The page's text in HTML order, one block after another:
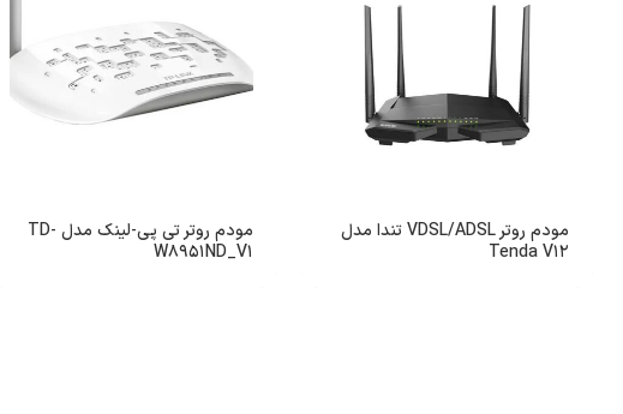
مودم روتر VDSL/ADSL تندا مدل
Tenda V12
مودم روتر تی پی-لینک مدل TD-
W8951ND_V1